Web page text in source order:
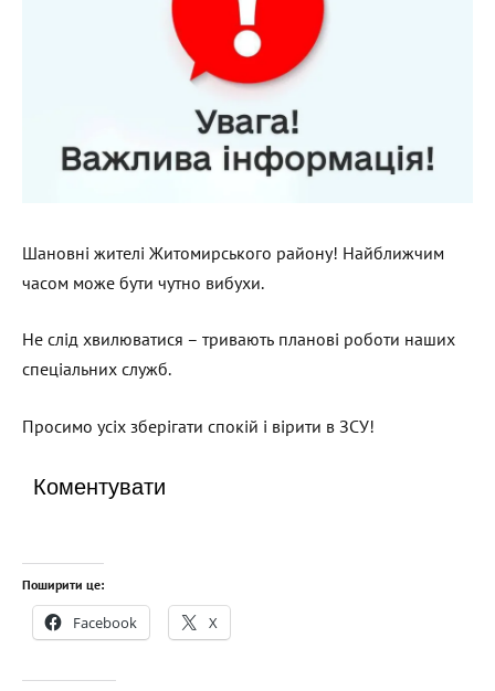
Шановні жителі Житомирського району! Найближчим
часом може бути чутно вибухи.
Не слід хвилюватися – тривають планові роботи наших
спеціальних служб.
Просимо усіх зберігати спокій і вірити в ЗСУ!
Коментувати
Поширити це:
Facebook X